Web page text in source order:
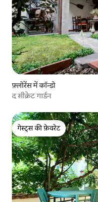
फ़्लोरेंस में कॉन्डो
द सीक्रेट गार्डन
गेस्ट्स की फ़ेवरेट
गेस्ट्स की फ़ेवरेट